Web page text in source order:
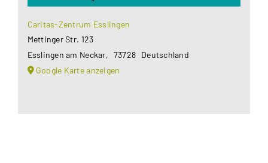
Caritas-Zentrum Esslingen
Mettinger Str. 123
Esslingen am Neckar, 73728 Deutschland
Google Karte anzeigen